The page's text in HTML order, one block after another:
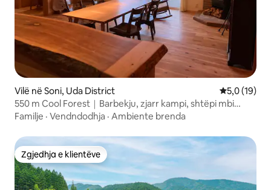
Vilë në Soni, Uda District Vlerësimi
5,0 (19)
550 m Cool Forest｜Barbekju, zjarr kampi, shtëpi mbi
pemë
Familje · Vendndodhja · Ambiente brenda
Zgjedhja e klientëve
Zgjedhja e klientëve